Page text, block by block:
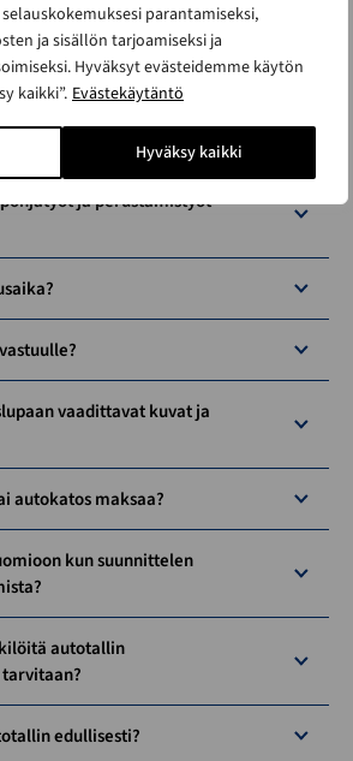
parantamiseksi,
ja sisällön tarjoamiseksi ja
Hyväksyt evästeidemme käytön
kaikki”. Evästekäytäntö
Hyväksy kaikki
autotallin olemassa
tai omista suunnitelmista?
ja perustamistyöt
vaadittavat kuvat ja
autokatos maksaa?
kun suunnittelen
autotallin
edullisesti?